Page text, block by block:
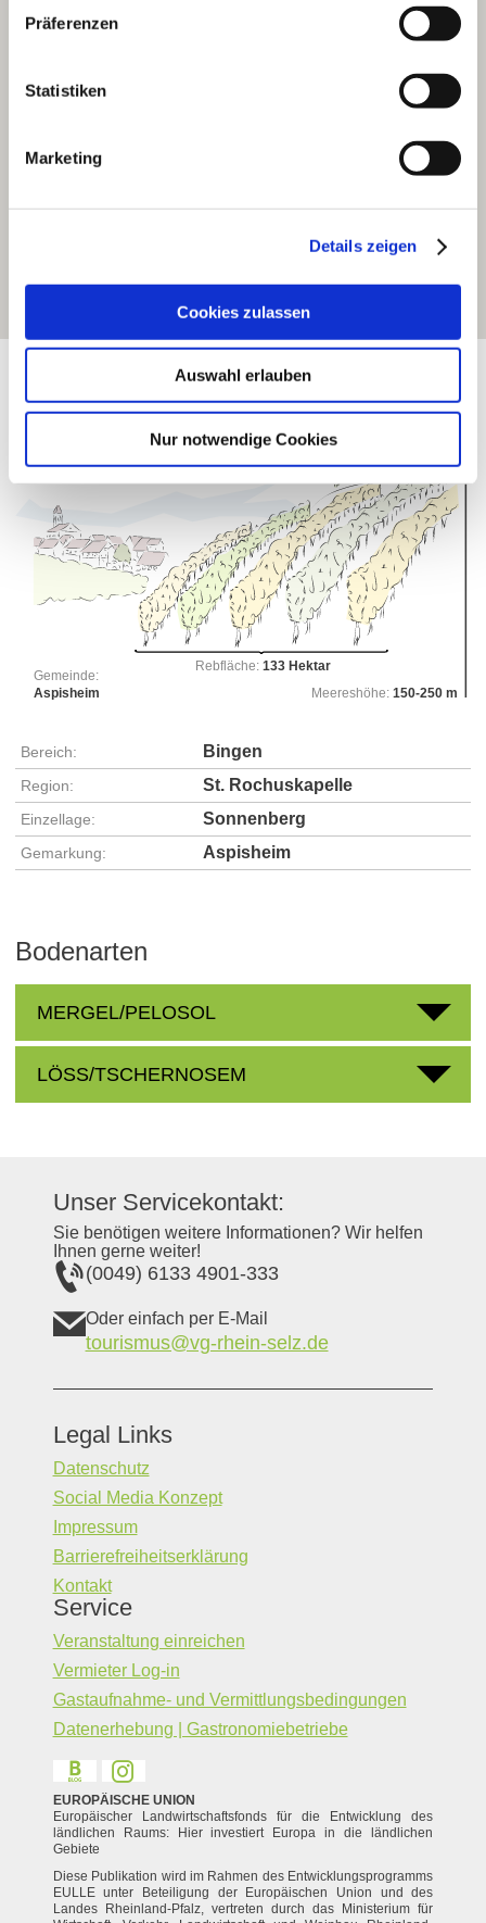
Präferenzen
Statistiken
Marketing
Details zeigen
Cookies zulassen
Auswahl erlauben
Nur notwendige Cookies
Rebfläche: 133 Hektar
Gemeinde:
Aspisheim
Meereshöhe: 150-250 m
Exposition:
Bereich: Bingen
Region: St. Rochuskapelle
Einzellage: Sonnenberg
Gemarkung: Aspisheim
Bodenarten
MERGEL/PELOSOL
LÖSS/TSCHERNOSEM
Unser Servicekontakt:
Sie benötigen weitere Informationen? Wir helfen
Ihnen gerne weiter!
(0049) 6133 4901-333
Oder einfach per E-Mail
tourismus@vg-rhein-selz.de
Legal Links
Datenschutz
Social Media Konzept
Impressum
Barrierefreiheitserklärung
Kontakt
Service
Veranstaltung einreichen
Vermieter Log-in
Gastaufnahme- und Vermittlungsbedingungen
Datenerhebung | Gastronomiebetriebe
EUROPÄISCHE UNION
Europäischer Landwirtschaftsfonds für die Entwicklung des
ländlichen Raums: Hier investiert Europa in die ländlichen
Gebiete
Diese Publikation wird im Rahmen des Entwicklungsprogramms
EULLE unter Beteiligung der Europäischen Union und des
Landes Rheinland-Pfalz, vertreten durch das Ministerium für